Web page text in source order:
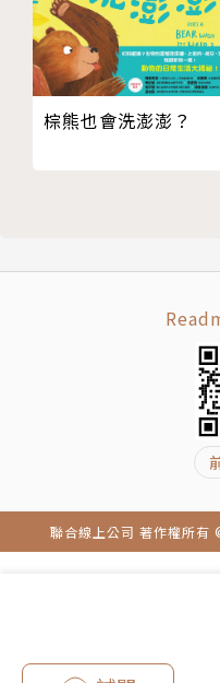
就能做到，成就感油然
示：「這種計算方法
編輯 吉田瑞希
‧這本書因為簡單有趣
爸爸媽媽可以因此獲
你，但是數學不會》作
東京大學經濟學系畢業
專業算術講師、升學補
師，具有二十年以上豐
班班爆滿的超人氣講師
現在自己經營「志進講
生提供學習指導。幫
偏差值45進步到65，
棕熊也會洗澎澎？
聯合線上公司 著作權所